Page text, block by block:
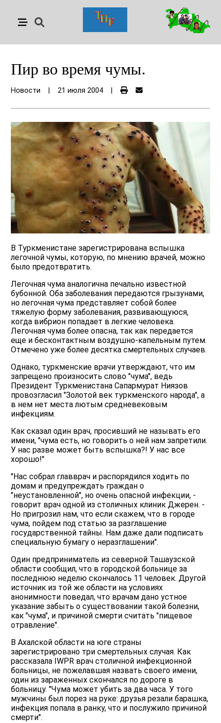
Пир во время чумы.
Новости 21 июля 2004
В Туркменистане зарегистрирована вспышка
легочной чумы, которую, по мнению врачей, можно
было предотвратить.
Легочная чума аналогична печально известной
бубонной. Оба заболевания передаются грызунами,
но легочная чума представляет собой более
тяжелую форму заболевания, развивающуюся,
когда вибрион попадает в легкие человека.
Легочная чума более опасна, так как передается
еще и бесконтактным воздушно-капельным путем.
Отмечено уже более десятка смертельных случаев.
Однако, туркменские врачи утверждают, что им
запрещено произносить слово "чума", ведь
Президент Туркменистана Сапармурат Ниязов
провозгласил "Золотой век туркменского народа", а
в нем нет места лютым средневековым
инфекциям.
Как сказал один врач, просивший не называть его
имени, "чума есть, но говорить о ней нам запретили.
У нас разве может быть вспышка?! У нас все
хорошо!"
"Нас собрал главврач и распорядился ходить по
домам и предупреждать граждан о
"неустановленной", но очень опасной инфекции, -
говорит врач одной из столичных клиник Джерен. -
Но пригрозил нам, что если скажем, что в городе
чума, пойдем под статью за разглашение
государственной тайны. Нам даже дали подписать
специальную бумагу о неразглашении".
Один предприниматель из северной Ташаузской
области сообщил, что в городской больнице за
последнюю неделю скончалось 11 человек. Другой
источник из той же области на условиях
анонимности поведал, что врачам дано устное
указание забыть о существовании такой болезни,
как "чума", и причиной смерти считать "пищевое
отравление".
В Ахалской области на юге страны
зарегистрировано три смертельных случая. Как
рассказала IWPR врач столичной инфекционной
больницы, не пожелавшая назвать своего имени,
один из зараженных скончался по дороге в
больницу. "Чума может убить за два часа. У того
мужчины был порез на руке: друзья резали барашка,
инфекция попала в ранку, что и послужило причиной
смерти".